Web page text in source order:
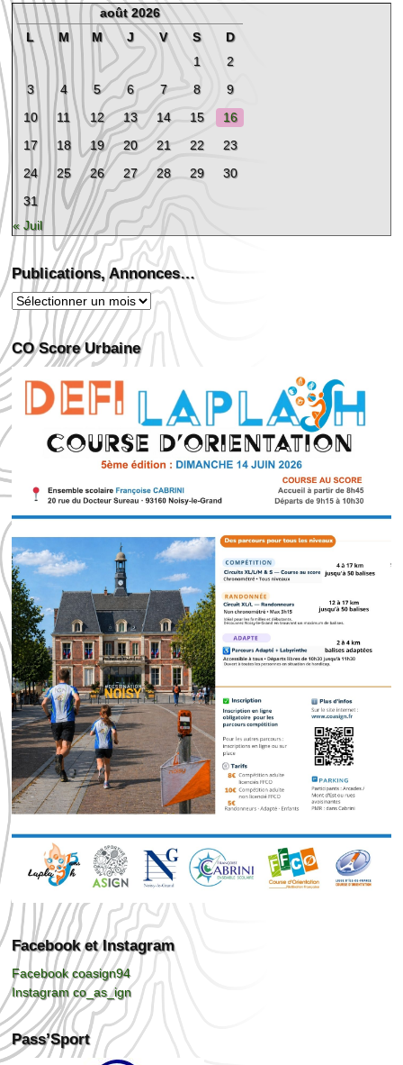
août 2026
L
M M J V S
D
1
2
3
4 5 6 7 8
9
10
11 12 13 14 15
16
17
18 19 20 21 22
23
24
25 26 27 28 29
30
31
« Juil
Publications, Annonces…
Publications,
Annonces…
CO Score Urbaine
Facebook et Instagram
Facebook coasign94
Instagram co_as_ign
Pass’Sport